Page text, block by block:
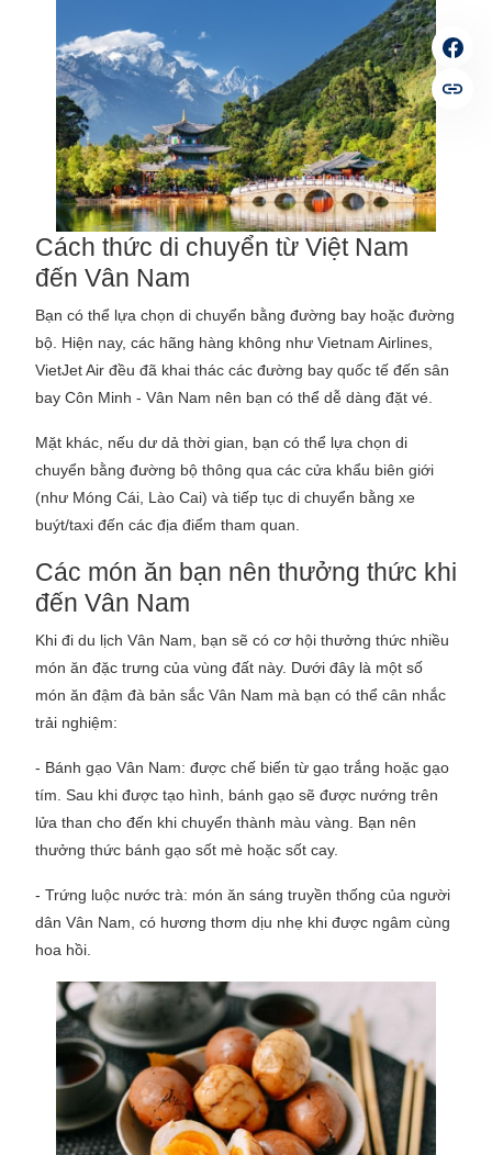
Cách thức di chuyển từ Việt Nam
đến Vân Nam
Bạn có thể lựa chọn di chuyển bằng đường bay hoặc đường
bộ. Hiện nay, các hãng hàng không như Vietnam Airlines,
VietJet Air đều đã khai thác các đường bay quốc tế đến sân
bay Côn Minh - Vân Nam nên bạn có thể dễ dàng đặt vé.
Mặt khác, nếu dư dả thời gian, bạn có thể lựa chọn di
chuyển bằng đường bộ thông qua các cửa khẩu biên giới
(như Móng Cái, Lào Cai) và tiếp tục di chuyển bằng xe
buýt/taxi đến các địa điểm tham quan.
Các món ăn bạn nên thưởng thức khi
đến Vân Nam
Khi đi du lịch Vân Nam, bạn sẽ có cơ hội thưởng thức nhiều
món ăn đặc trưng của vùng đất này. Dưới đây là một số
món ăn đậm đà bản sắc Vân Nam mà bạn có thể cân nhắc
trải nghiệm:
- Bánh gạo Vân Nam: được chế biến từ gạo trắng hoặc gạo
tím. Sau khi được tạo hình, bánh gạo sẽ được nướng trên
lửa than cho đến khi chuyển thành màu vàng. Bạn nên
thưởng thức bánh gạo sốt mè hoặc sốt cay.
- Trứng luộc nước trà: món ăn sáng truyền thống của người
dân Vân Nam, có hương thơm dịu nhẹ khi được ngâm cùng
hoa hồi.